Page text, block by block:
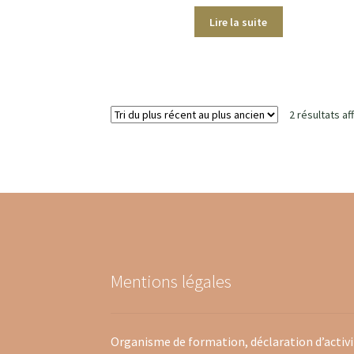
Lire la suite
2 résultats
Mentions légales
Organisme de formation, déclaration